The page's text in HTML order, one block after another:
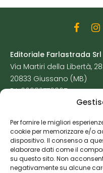
Per fornire le migliori
cookie per memorizzare e/o
dispositivo. Il consenso a
elaborare dati come il
su questo sito. Non
negativamente su alcune
Editoriale Farlastrada Srl
Via Martiri della Libertà, 28
20833 Giussano (MB)
P.I. 06982770965
Cookie Policy
Risorse Aggiuntive